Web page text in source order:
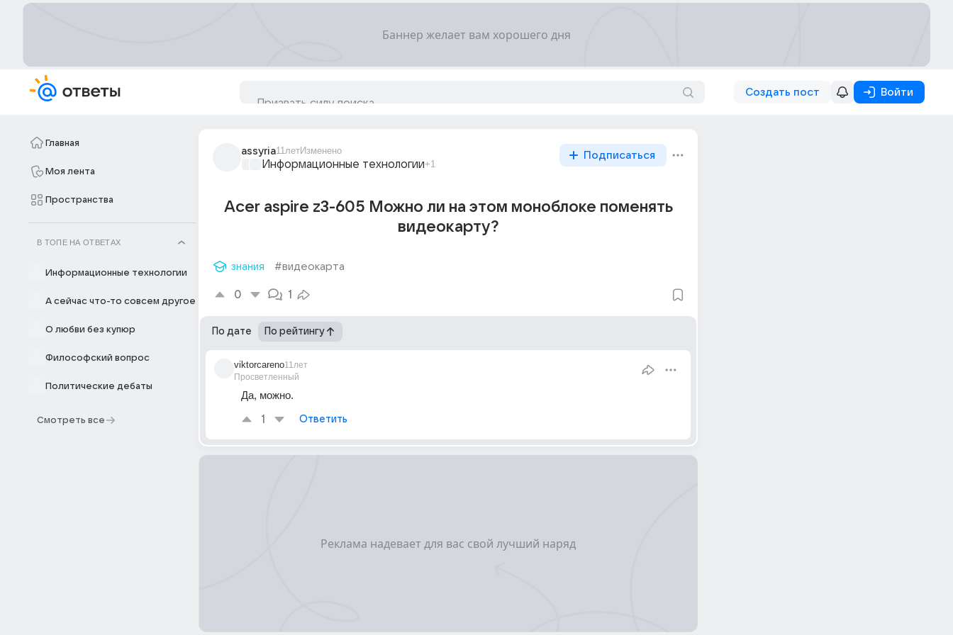
Создать пост Войти
Главная
Моя лента
Пространства
В ТОПЕ НА ОТВЕТАХ
Информационные технологии
А сейчас что-то совсем другое
О любви без купюр
Философский вопрос
Политические дебаты
Смотреть все
assyria11летИзменено
Информационные технологии+1
Подписаться
Acer aspire z3-605 Можно ли на этом моноблоке поменять
видеокарту?
знания #видеокарта
0 1
По дате По рейтингу
viktorcareno
Просветленный
11лет
Да, можно.
1 Ответить